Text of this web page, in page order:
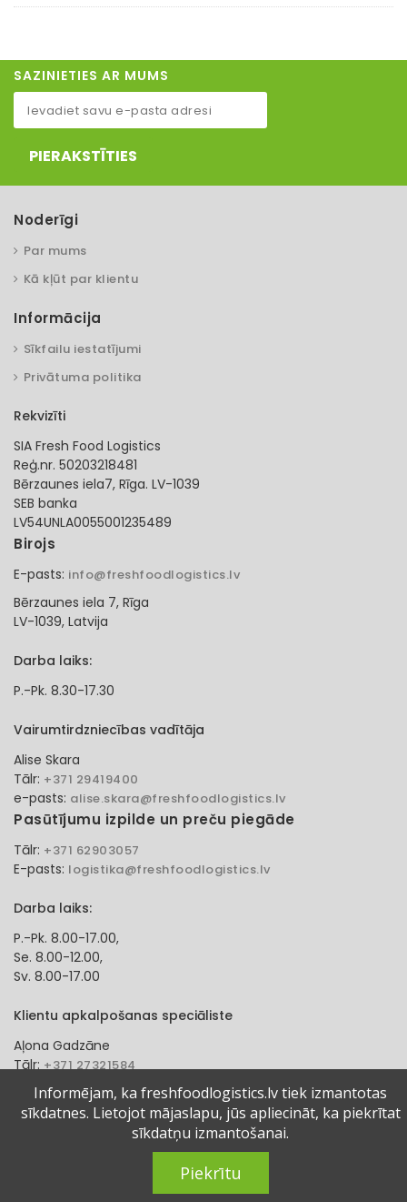
SAZINIETIES AR MUMS
PIERAKSTĪTIES
Noderīgi
Par mums
Kā kļūt par klientu
Informācija
Sīkfailu iestatījumi
Privātuma politika
Rekvizīti
SIA Fresh Food Logistics
Reģ.nr. 50203218481
Bērzaunes iela7, Rīga. LV-1039
SEB banka
LV54UNLA0055001235489
Birojs
E-pasts: info@freshfoodlogistics.lv
Bērzaunes iela 7, Rīga
LV-1039, Latvija
Darba laiks:
P.-Pk. 8.30-17.30
Vairumtirdzniecības vadītāja
Alise Skara
Tālr: +371 29419400
e-pasts: alise.skara@freshfoodlogistics.lv
Pasūtījumu izpilde un preču piegāde
Tālr: +371 62903057
E-pasts: logistika@freshfoodlogistics.lv
Darba laiks:
P.-Pk. 8.00-17.00,
Se. 8.00-12.00,
Sv. 8.00-17.00
Klientu apkalpošanas speciāliste
Aļona Gadzāne
Tālr:+371 27321584
e-pasts: alona.gadzane@freshfoodlogistics.lv
© 2024 Fresh Food Logistics SIA. Visas tiesības aizsargātas.
Informējam, ka freshfoodlogistics.lv tiek izmantotas
sīkdatnes. Lietojot mājaslapu, jūs apliecināt, ka piekrītat
sīkdatņu izmantošanai.
Piekrītu